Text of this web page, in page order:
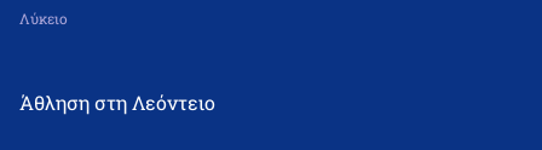
Λύκειο
Άθληση στη Λεόντειο